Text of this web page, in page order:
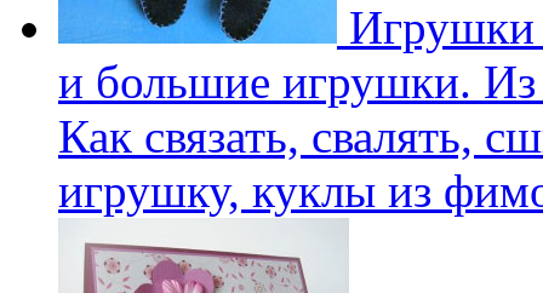
Игрушки
и большие игрушки. Из
Как связать, свалять,
игрушку, куклы из